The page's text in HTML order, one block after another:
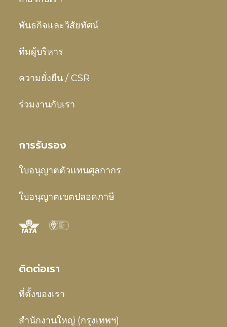
พันธกิจและวิสัยทัศน์
ทีมผู้บริหาร
ความยั่งยืน / CSR
ร่วมงานกับเรา
การรับรอง
ใบอนุญาตตัวแทนศุลกากร
ใบอนุญาตเขตปลอดภาษี
ติดต่อเรา
ที่ตั้งของเรา
สำนักงานใหญ่ (กรุงเทพฯ)